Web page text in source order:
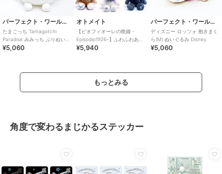
パーフェクト・ワールド・トーキョー
たまごっち Tamagotchi
Paradise みみっち ぷりぬい
BIG ぬいぐるみ
¥5,060
オトメイト
【ピオフィオーレの晩鐘 -
Episodio1926-】ふわふわあに
まるぬいぐるみ(全6種)
¥5,940
パーフェクト・ワールド・トーキョー
ディズニー ロッツォ 抱きまく
ら(M) ぬいぐるみ Disney
¥5,060
もっとみる
角度で変わるまじかるステッカー